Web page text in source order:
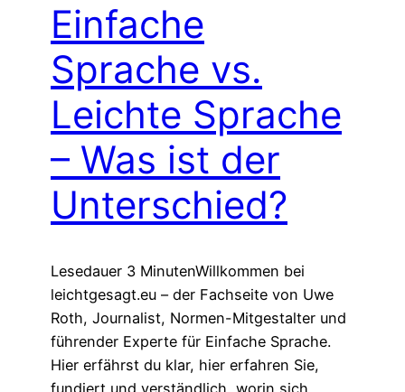
Einfache
Sprache vs.
Leichte Sprache
– Was ist der
Unterschied?
Lesedauer 3 MinutenWillkommen bei
leichtgesagt.eu – der Fachseite von Uwe
Roth, Journalist, Normen-Mitgestalter und
führender Experte für Einfache Sprache.
Hier erfährst du klar, hier erfahren Sie,
fundiert und verständlich, worin sich